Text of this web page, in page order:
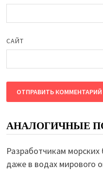
САЙТ
АНАЛОГИЧНЫЕ
Разработчикам морских
даже в водах мирового